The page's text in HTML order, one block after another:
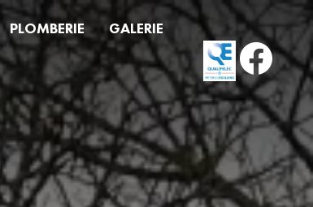
PLOMBERIE GALERIE